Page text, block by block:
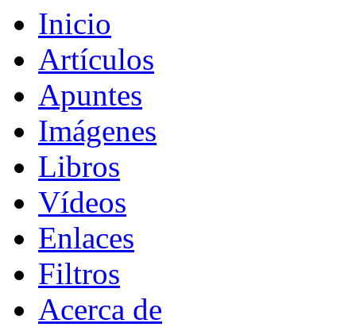
Inicio
Artículos
Apuntes
Imágenes
Libros
Vídeos
Enlaces
Filtros
Acerca de